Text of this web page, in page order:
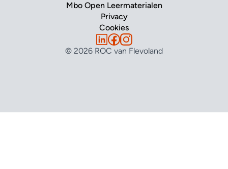
Mbo Open Leermaterialen
Privacy
Cookies
© 2026 ROC van Flevoland